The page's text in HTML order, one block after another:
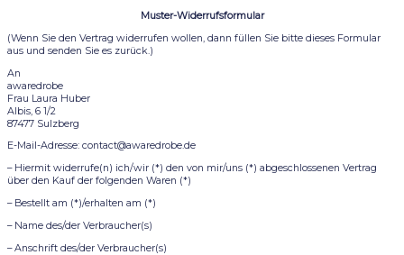
Muster-Widerrufsformular
(Wenn Sie den Vertrag widerrufen wollen, dann füllen Sie bitte dieses Formular
aus und senden Sie es zurück.)
An
awaredrobe
Frau Laura Huber
Albis, 6 1/2
87477 Sulzberg
E-Mail-Adresse: contact@awaredrobe.de
– Hiermit widerrufe(n) ich/wir (*) den von mir/uns (*) abgeschlossenen Vertrag
über den Kauf der folgenden Waren (*)
– Bestellt am (*)/erhalten am (*)
– Name des/der Verbraucher(s)
– Anschrift des/der Verbraucher(s)